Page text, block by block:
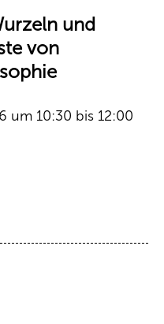
und
von
um 10:30 bis 12:00